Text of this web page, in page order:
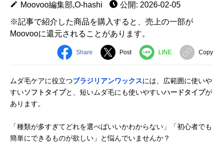
Moovoo編集部,O-hashi
公開: 2026-02-05
※記事で紹介した商品を購入すると、売上の一部が
Moovooに還元されることがあります。
Share Post LINE Copy
ムダ毛ケアに役立つブラジリアンワックスには、広範囲に使いや
すいソフトタイプと、短いムダ毛にも使いやすいハードタイプが
あります。
「種類が多すぎてどれを選べばいいかわからない」「初心者でも
簡単にできるものが欲しい」と悩んでいませんか？